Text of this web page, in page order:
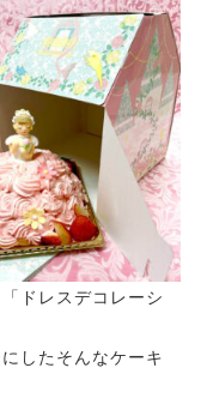
ドレスデコレーシ
したそんなケーキ